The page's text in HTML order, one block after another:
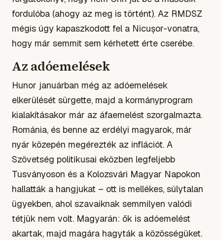
fordulóba (ahogy az meg is történt). Az RMDSZ
mégis úgy kapaszkodott fel a Nicușor-vonatra,
hogy már semmit sem kérhetett érte cserébe.
Az adóemelések
Hunor januárban még az adóemelések
elkerülését sürgette, majd a kormányprogram
kialakításakor már az áfaemelést szorgalmazta.
Románia, és benne az erdélyi magyarok, már
nyár közepén megérezték az inflációt. A
Szövetség politikusai eközben legfeljebb
Tusványoson és a Kolozsvári Magyar Napokon
hallatták a hangjukat – ott is mellékes, súlytalan
ügyekben, ahol szavaiknak semmilyen valódi
tétjük nem volt. Magyarán: ők is adóemelést
akartak, majd magára hagyták a közösségüket.